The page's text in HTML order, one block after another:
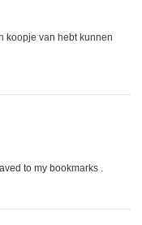
koopje van hebt kunnen
to my bookmarks .